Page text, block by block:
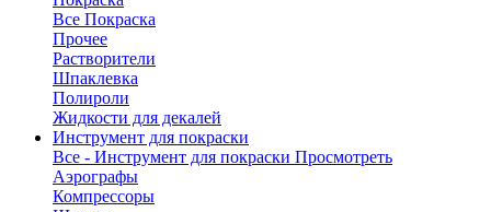
Все Покраска
Прочее
Растворители
Шпаклевка
Полироли
Жидкости для декалей
Инструмент для покраски
Все - Инструмент для покраски Просмотреть
Аэрографы
Компрессоры